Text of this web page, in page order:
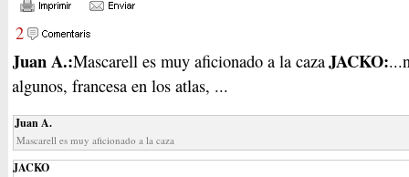
2
Juan A.:Mascarell es muy aficionado a la cazaJACKO:
algunos, francesa en los atlas, ...
Juan A.
Mascarell es muy aficionado a la caza
JACKO